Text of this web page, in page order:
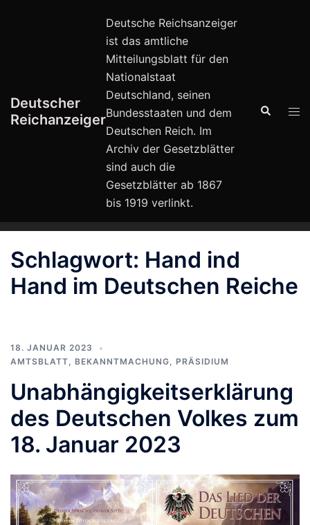
Deutscher
Reichanzeiger
Deutsche Reichsanzeiger
ist das amtliche
Mitteilungsblatt für den
Nationalstaat
Deutschland, seinen
Bundesstaaten und dem
Deutschen Reich. Im
Archiv der Gesetzblätter
sind auch die
Gesetzblätter ab 1867
bis 1919 verlinkt.
Suche
Schlagwort: Hand ind
Hand im Deutschen Reiche
18. JANUAR 2023
AMTSBLATT, BEKANNTMACHUNG, PRÄSIDIUM
Unabhängigkeitserklärung
des Deutschen Volkes zum
18. Januar 2023